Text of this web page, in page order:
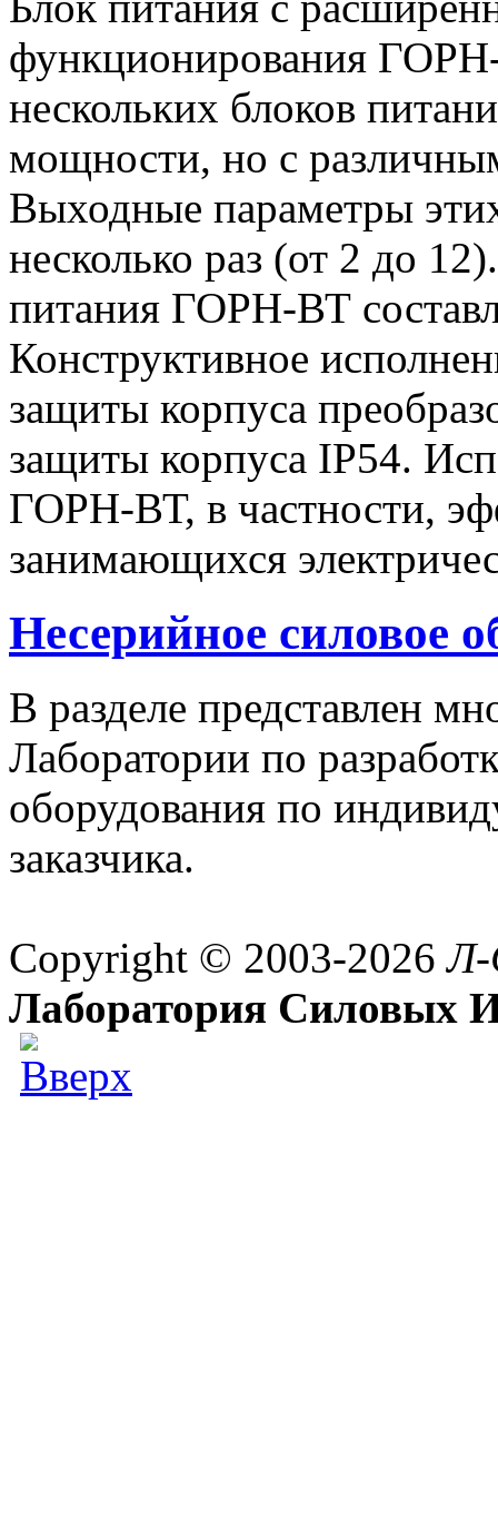
функционирования
нескольких блоков
мощности, но с
Выходные параметры
несколько раз (от 2 до
питания ГОРН-ВТ
Конструктивное
защиты корпуса
защиты корпуса IP54.
ГОРН-ВТ, в частности,
занимающихся
Несерийное силовое
В разделе представлен
Лаборатории по
оборудования по
заказчика.
Copyright © 2003-2026
Лаборатория Силовых